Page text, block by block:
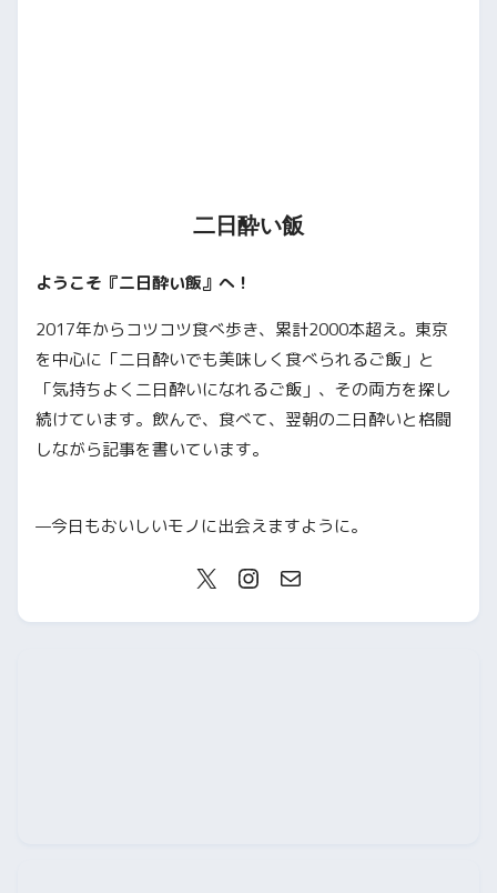
二日酔い飯
ようこそ『二日酔い飯』へ！
2017年からコツコツ食べ歩き、累計2000本超え。東京
を中心に「二日酔いでも美味しく食べられるご飯」と
「気持ちよく二日酔いになれるご飯」、その両方を探し
続けています。飲んで、食べて、翌朝の二日酔いと格闘
しながら記事を書いています。
—今日もおいしいモノに出会えますように。